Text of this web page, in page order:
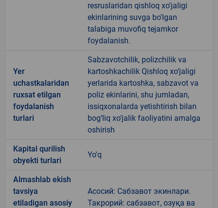
resruslaridan qishloq xo'jaligi
ekinlarining suvga bo'lgan
talabiga muvofiq tejamkor
foydalanish.
Yer
uchastkalaridan
ruxsat etilgan
foydalanish
turlari
Sabzavotchilik, polizchilik va
kartoshkachilik Qishloq xo‘jaligi
yerlarida kartoshka, sabzavot va
poliz ekinlarini, shu jumladan,
issiqxonalarda yetishtirish bilan
bog‘liq xo‘jalik faoliyatini amalga
oshirish
Kapital qurilish
obyekti turlari
Yo'q
Almashlab ekish
tavsiya
etiladigan asosiy
Асосий: Сабзавот экинлари.
Такрорий: сабзавот, озуқа ва